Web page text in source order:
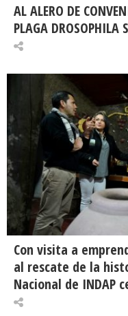
AL ALERO DE
PLAGA DROSOPHILA
Con visita a
al rescate de la
Nacional de INDAP